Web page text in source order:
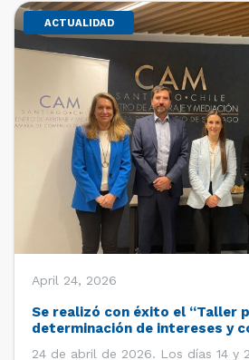
ACTUALIDAD
April 24, 2026
Se realizó con éxito el “Taller
determinación de intereses y
24 de abril de 2026. Los días 14 y